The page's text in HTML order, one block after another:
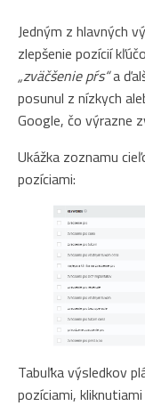
Jedným z hlavných
zlepšenie pozícií
„zväčšenie pŕs“a
posunul z nízkych
Google, čo výrazne
Ukážka zoznamu
pozíciami:
Tabuľka výsledkov
pozíciami,